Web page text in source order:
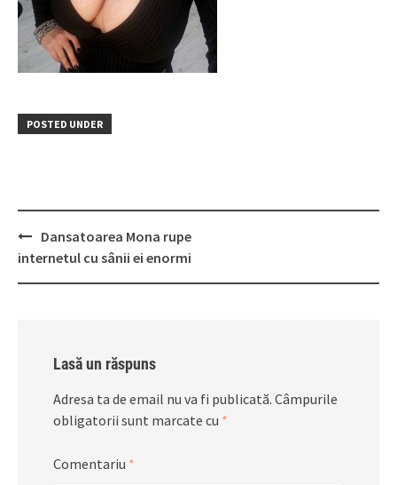
POSTED UNDER
Post
navigation
Dansatoarea Mona rupe
internetul cu sânii ei enormi
Lasă un răspuns
Adresa ta de email nu va fi publicată. Câmpurile
obligatorii sunt marcate cu *
Comentariu *